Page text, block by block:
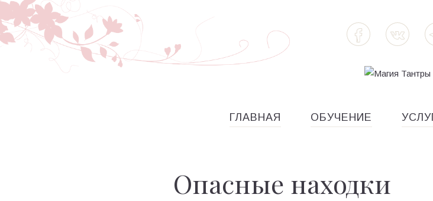
ГЛАВНАЯ ОБУЧЕНИЕ
Опасные находки